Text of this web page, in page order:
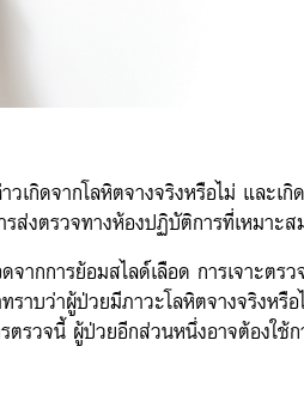
กิดจากโลหิตจางจริงหรือไม่ และเ
ส่งตรวจทางห้องปฏิบัติการที่เหมาะส
กการย้อมสไลด์เลือด การเจาะตร
าบว่าผู้ป่วยมีภาวะโลหิตจางจริงหรื
รวจนี้ ผู้ป่วยอีกส่วนหนึ่งอาจต้องใช้